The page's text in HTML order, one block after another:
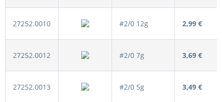
27252.0010 #2/0 12g 2,99 €
27252.0012 #2/0 7g 3,69 €
27252.0013 #2/0 5g 3,49 €